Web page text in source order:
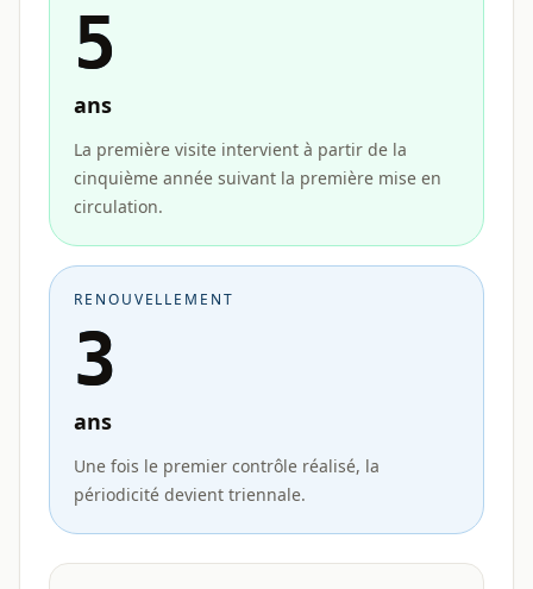
5
ans
La première visite intervient à partir de la
cinquième année suivant la première mise en
circulation.
RENOUVELLEMENT
3
ans
Une fois le premier contrôle réalisé, la
périodicité devient triennale.